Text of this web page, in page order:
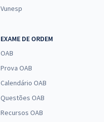
Vunesp
EXAME DE ORDEM
OAB
Prova OAB
Calendário OAB
Questões OAB
Recursos OAB